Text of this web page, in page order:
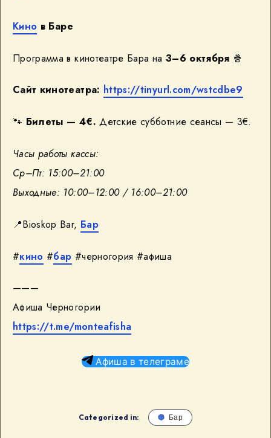
Кино в Баре
Программа в кинотеатре Бара на 3–6 октября 🍿
Сайт кинотеатра: https://tinyurl.com/wstcdbe9
🐾 Билеты — 4€. Детские субботние сеансы — 3€.
Часы работы кассы:
Ср–Пт: 15:00–21:00
Выходные: 10:00–12:00 / 16:00–21:00
📍Bioskop Bar, Бар
#кино #бар #черногория #афиша
———
Афиша Черногории
https://t.me/monteafisha
Афиша в телеграме
Categorized in: Бар